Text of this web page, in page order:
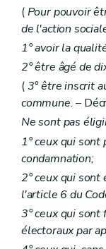
Art. 79
Art. 80
Art. 81
Art. 82
Art. 84
Art. 85
Section 2
Art. 86
Art. 87
Art.87
Art. 88
Art. 89
Art. 91
Art. 92
Art. 93
Section 3
Art. 94
(Pour pouvoir
de l'action
1° avoir la
2° être âgé de
(3° être inscrit
commune.–
Ne sont pas
1° ceux qui
condamnation;
2° ceux qui
l'article 6 du
3° ceux qui
électoraux par